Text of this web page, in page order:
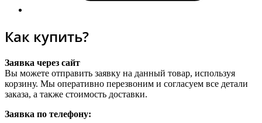
Как купить?
Заявка через сайт
Вы можете отправить заявку на данный товар, используя
корзину. Мы оперативно перезвоним и согласуем все детали
заказа, а также стоимость доставки.
Заявка по телефону: